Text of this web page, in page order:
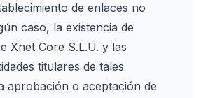
de enlaces no
caso, la existencia de
Xnet Core S.L.U. y las
titulares de tales
aprobación o aceptación de